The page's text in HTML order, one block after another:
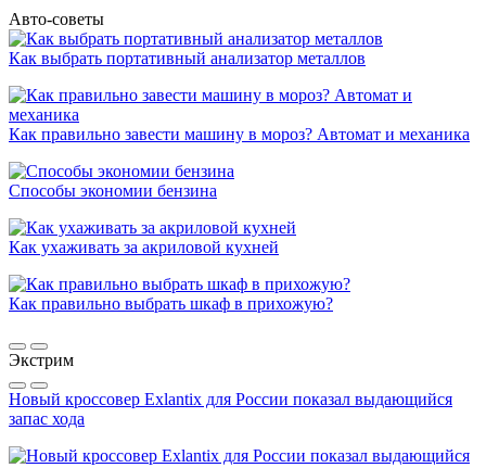
Авто-советы
Как выбрать портативный анализатор металлов
Как правильно завести машину в мороз? Автомат и механика
Способы экономии бензина
Как ухаживать за акриловой кухней
Как правильно выбрать шкаф в прихожую?
Экстрим
Новый кроссовер Exlantix для России показал выдающийся
запас хода